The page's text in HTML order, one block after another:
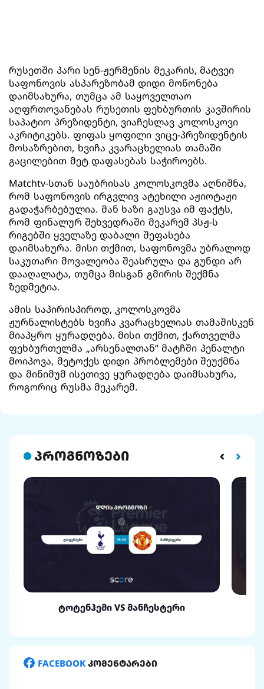
რუსეთში პარი სენ-ჟერმენის მეკარის, მატვეი
საფონოვის ასპარეზობამ დიდი მოწონება
დაიმსახურა, თუმცა ამ საყოველთაო
აღფრთოვანებას რუსეთის ფეხბურთის კავშირის
საპატიო პრეზიდენტი, ვიაჩესლავ კოლოსკოვი
აკრიტიკებს. ფიფას ყოფილი ვიცე-პრეზიდენტის
მოსაზრებით, ხვიჩა კვარაცხელიას თამაში
გაცილებით მეტ დაფასებას საჭიროებს.
Matchtv-სთან საუბრისას კოლოსკოვმა აღნიშნა,
რომ საფონოვის ირგვლივ ატეხილი აჟიოტაჟი
გადაჭარბებულია. მან ხაზი გაუსვა იმ ფაქტს,
რომ ფინალურ შეხვედრაში მეკარემ პსჟ-ს
რიგებში ყველაზე დაბალი შეფასება
დაიმსახურა. მისი თქმით, საფონოვმა უბრალოდ
საკუთარი მოვალეობა შეასრულა და გუნდი არ
დააღალატა, თუმცა მისგან გმირის შექმნა
ზედმეტია.
ამის საპირისპიროდ, კოლოსკოვმა
ჟურნალისტებს ხვიჩა კვარაცხელიას თამაშისკენ
მიაპყრო ყურადღება. მისი თქმით, ქართველმა
ფეხბურთელმა „არსენალთან“ მატჩში პენალტი
მოიპოვა, მეტოქეს დიდი პრობლემები შეუქმნა
და მინიმუმ ისეთივე ყურადღება დაიმსახურა,
როგორიც რუსმა მეკარემ.
პროგნოზები
ტოტენჰემი VS მანჩესტერი
FACEBOOK კომენტარები